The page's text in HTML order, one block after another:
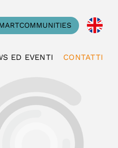
ED EVENTI CONTATTI